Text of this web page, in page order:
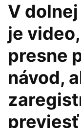
V
je
presne
návod,